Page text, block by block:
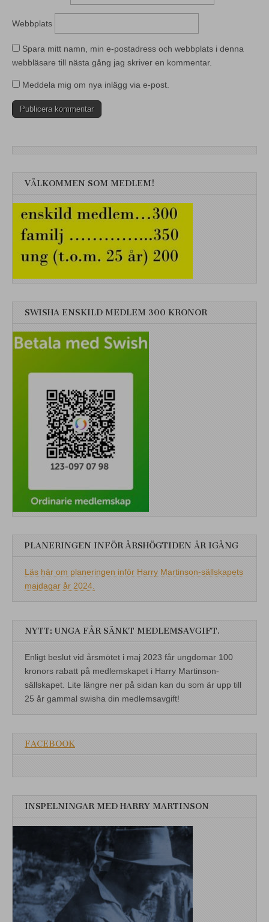
Webbplats
Spara mitt namn, min e-postadress och webbplats i denna
webbläsare till nästa gång jag skriver en kommentar.
Meddela mig om nya inlägg via e-post.
VÄLKOMMEN SOM MEDLEM!
SWISHA ENSKILD MEDLEM 300 KRONOR
PLANERINGEN INFÖR ÅRSHÖGTIDEN ÄR IGÅNG
Läs här om planeringen inför Harry Martinson-sällskapets
majdagar år 2024.
NYTT: UNGA FÅR SÄNKT MEDLEMSAVGIFT.
Enligt beslut vid årsmötet i maj 2023 får ungdomar 100
kronors rabatt på medlemskapet i Harry Martinson-
sällskapet. Lite längre ner på sidan kan du som är upp till
25 år gammal swisha din medlemsavgift!
FACEBOOK
INSPELNINGAR MED HARRY MARTINSON